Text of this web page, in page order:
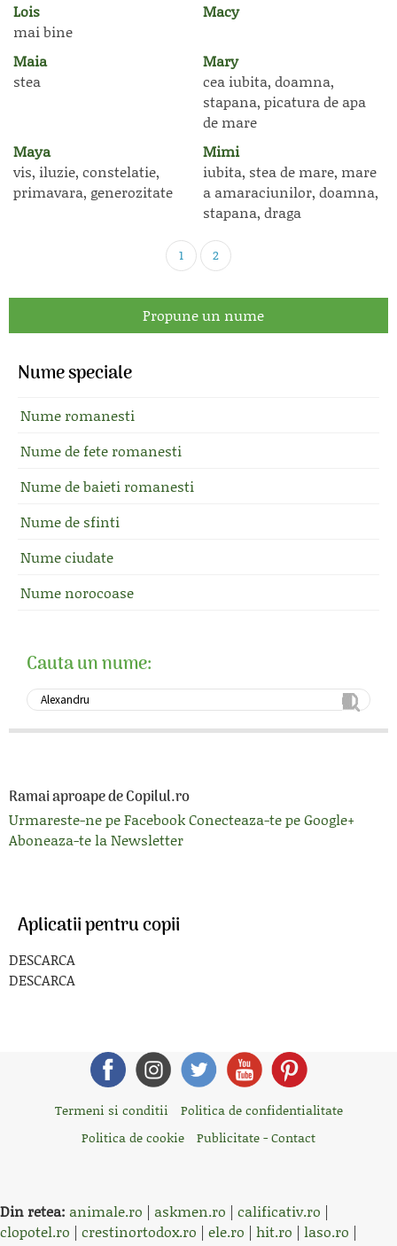
Lois
mai bine
Macy
Maia
stea
Mary
cea iubita, doamna,
stapana, picatura de apa
de mare
Maya
vis, iluzie, constelatie,
primavara, generozitate
Mimi
iubita, stea de mare, mare
a amaraciunilor, doamna,
stapana, draga
1 2
Propune un nume
Nume speciale
Nume romanesti
Nume de fete romanesti
Nume de baieti romanesti
Nume de sfinti
Nume ciudate
Nume norocoase
Cauta un nume:
Ramai aproape de Copilul.ro
Urmareste-ne pe FacebookConecteaza-te pe Google+
Aboneaza-te la Newsletter
Aplicatii pentru copii
DESCARCA
DESCARCA
Termeni si conditii
Politica de confidentialitate
Politica de cookie
Publicitate - Contact
Din retea: animale.ro | askmen.ro | calificativ.ro |
clopotel.ro | crestinortodox.ro | ele.ro | hit.ro | laso.ro |